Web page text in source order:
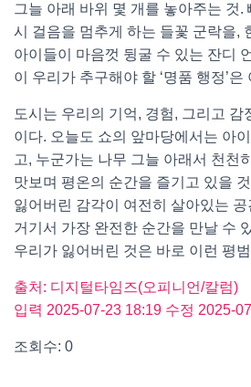
그늘 아래 바위 몇 개를 놓아주는 것.
시 걸음을 멈추게 하는 들꽃 군락을,
아이들이 마음껏 뒹굴 수 있는 잔디
이 우리가 추구해야 할 ‘명품 행정’은
도시는 우리의 기억, 경험, 그리고 감
이다. 오늘도 쇼의 앞마당에서는 아
고, 누군가는 나무 그늘 아래서 천천
맛보며 평온의 순간을 즐기고 있을
잃어버린 감각이 여전히 살아있는
거기서 가장 완전한 순간을 만날 수
우리가 잃어버린 것은 바로 이런 평
출처: 디지털타임즈(오피니언/칼럼)
입력 2025-07-23 18:19 수정 2025-
조회수: 0